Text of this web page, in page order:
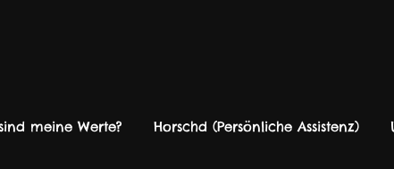
meine Werte? Horschd (Persönliche Assistenz)